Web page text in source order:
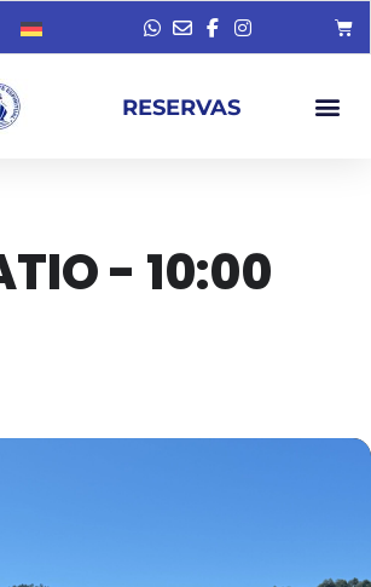
RESERVAS
- 10:00